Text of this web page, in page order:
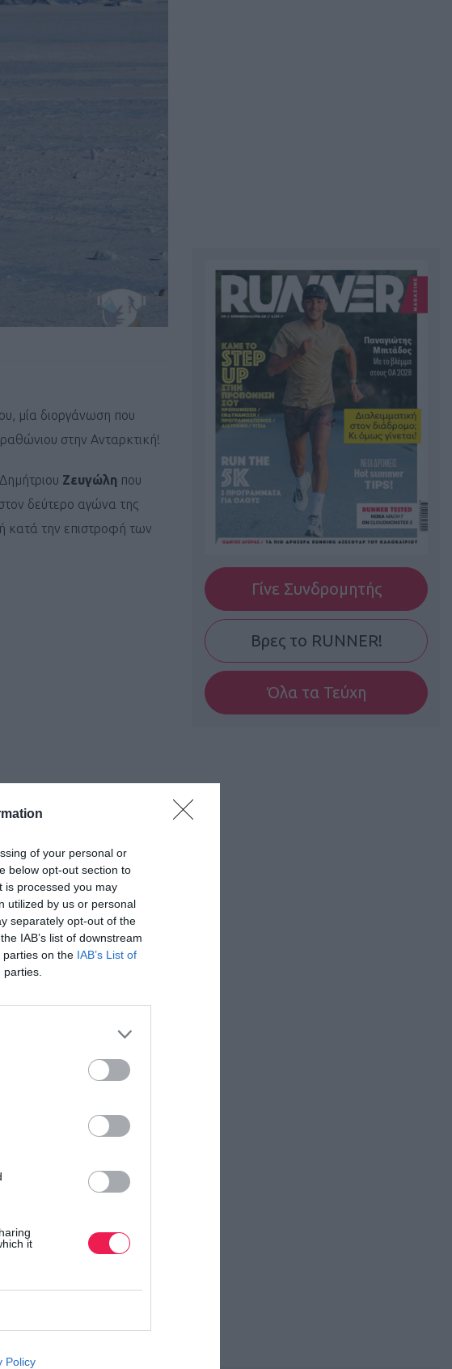
of your personal or
below opt-out section to
is processed you may
utilized by us or personal
separately opt-out of the
IAB’s list of downstream
parties on the IAB’s List of
it
Policy
μία διοργάνωση που
στην Ανταρκτική!
Ζευγώλη που
δεύτερο αγώνα της
κατά την επιστροφή των
Γίνε Συνδρομητής
Βρες το RUNNER!
Όλα τα Τεύχη